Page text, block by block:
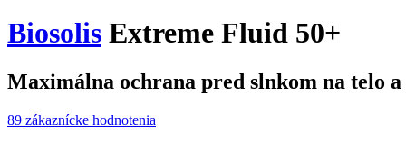
Biosolis Extreme Fluid 50+
Maximálna ochrana pred slnkom na telo
89 zákaznícke hodnotenia